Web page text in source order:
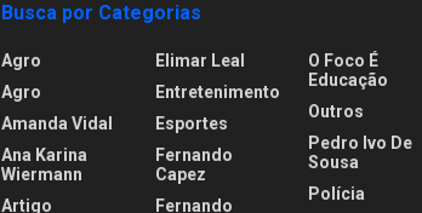
Busca por Categorias
Agro
Agro
Amanda Vidal
Ana Karina
Wiermann
Artigo
Elimar Leal
Entretenimento
Esportes
Fernando
Capez
Fernando
O Foco É
Educação
Outros
Pedro Ivo De
Sousa
Polícia